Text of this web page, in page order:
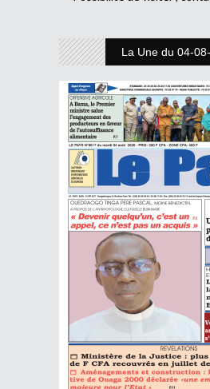
La Une du 04-